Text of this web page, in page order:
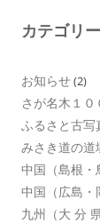
カテゴリー
お知らせ(2)
さが名木１
ふるさと古写
みさき道の道
中国（島根・
中国（広島・
九州（大 分 県